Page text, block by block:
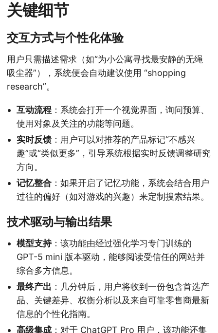
关键细节
交互方式与个性化体验
用户只需描述需求（如“为小公寓寻找最安静的无绳
吸尘器”），系统便会自动建议使用 “shopping
research”。
互动流程 ：系统会打开一个视觉界面，询问预算、
使用对象及关注的功能等问题。
实时反馈：用户可以对推荐的产品标记“不感兴
趣”或“类似更多”，引导系统根据实时反馈调整研究
方向。
记忆整合 ：如果开启了记忆功能，系统会结合用户
过往的偏好（如对游戏的兴趣）来定制搜索结果。
技术驱动与输出结果
模型支持：该功能由经过强化学习专门训练的
GPT-5 mini 版本驱动，能够阅读受信任的网站并
综合多方信息。
最终产出 ：几分钟后，用户将收到一份包含首选产
品、关键差异、权衡分析以及来自可靠零售商最新
信息的个性化指南。
高级集成 ：对于 ChatGPT Pro 用户，该功能还集